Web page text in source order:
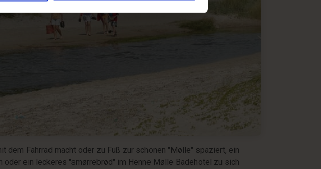
dem Fahrrad macht oder zu Fuß zur schönen "Mølle" spaziert, ein
oder ein leckeres "smørrebrød" im Henne Mølle Badehotel zu sich